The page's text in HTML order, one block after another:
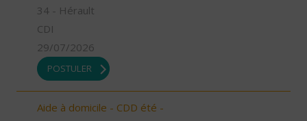
34 - Hérault
CDI
29/07/2026
POSTULER
Aide à domicile - CDD été -